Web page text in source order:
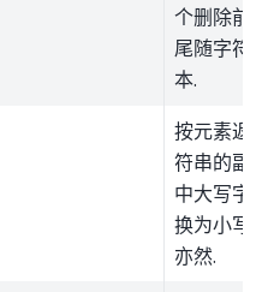
个删除前
尾随字符
本.
按元素返
符串的副
中大写字
换为小写,
亦然.